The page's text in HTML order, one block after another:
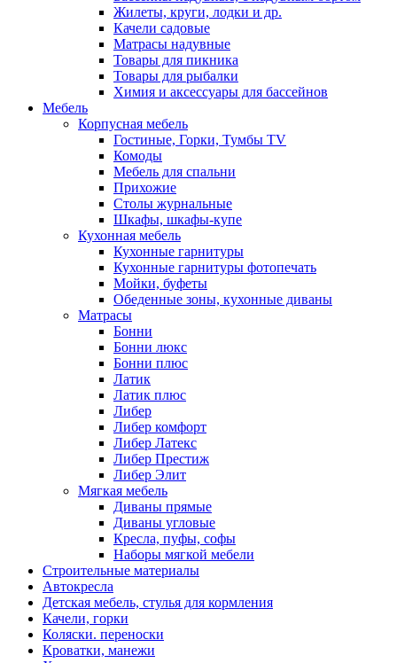
Жилеты, круги, лодки и др.
Качели садовые
Матрасы надувные
Товары для пикника
Товары для рыбалки
Химия и аксессуары для бассейнов
Мебель
Корпусная мебель
Гостиные, Горки, Тумбы TV
Комоды
Мебель для спальни
Прихожие
Столы журнальные
Шкафы, шкафы-купе
Кухонная мебель
Кухонные гарнитуры
Кухонные гарнитуры фотопечать
Мойки, буфеты
Обеденные зоны, кухонные диваны
Матрасы
Бонни
Бонни люкс
Бонни плюс
Латик
Латик плюс
Либер
Либер комфорт
Либер Латекс
Либер Престиж
Либер Элит
Мягкая мебель
Диваны прямые
Диваны угловые
Кресла, пуфы, софы
Наборы мягкой мебели
Строительные материалы
Автокресла
Детская мебель, стулья для кормления
Качели, горки
Коляски. переноски
Кроватки, манежи